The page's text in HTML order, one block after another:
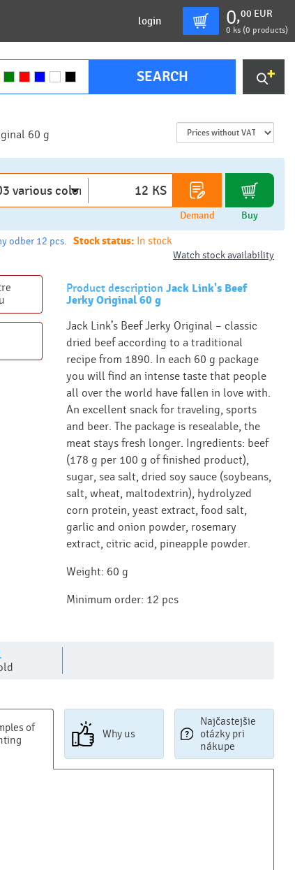
login 0,00 EUR
0 ks (0 products)
SEARCH
60 g
KS
Demand Buy
odber 12 pcs. Stock status: In stock
Watch stock availability
Product description Jack Link's Beef
Jerky Original 60 g
Jack Link’s Beef Jerky Original – classic
dried beef according to a traditional
recipe from 1890. In each 60 g package
you will find an intense taste that people
all over the world have fallen in love with.
An excellent snack for traveling, sports
and beer. The package is resealable, the
meat stays fresh longer. Ingredients: beef
(178 g per 100 g of finished product),
sugar, sea salt, dried soy sauce (soybeans,
salt, wheat, maltodextrin), hydrolyzed
corn protein, yeast extract, food salt,
garlic and onion powder, rosemary
extract, citric acid, pineapple powder.
Weight: 60 g
Minimum order: 12 pcs
of
Why us
Najčastejšie
otázky pri
nákupe